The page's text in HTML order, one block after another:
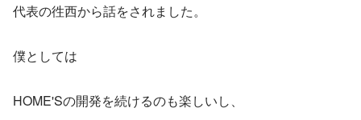
代表の徃西から話をされました。
僕としては
HOME'Sの開発を続けるのも楽しいし、